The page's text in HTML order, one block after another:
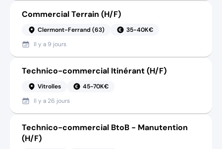
Commercial Terrain (H/F)
Clermont-Ferrand (63)
35-40K€
Il y a 9 jours
Technico-commercial Itinérant (H/F)
Vitrolles
45-70K€
Il y a 26 jours
Technico-commercial BtoB - Manutention
(H/F)